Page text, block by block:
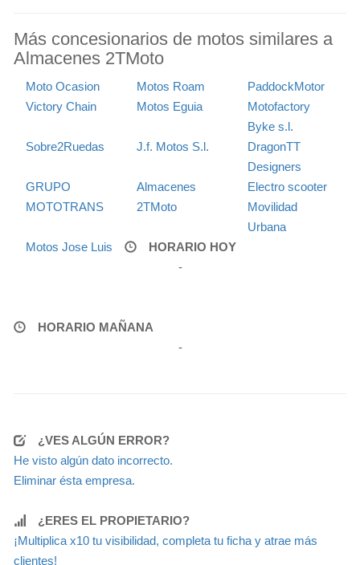
Más concesionarios de motos similares a
Almacenes 2TMoto
Moto Ocasion Motos Roam
PaddockMotor
Victory Chain
Motos Eguia
Motofactory
Byke s.l.
Sobre2Ruedas
J.f. Motos S.l.
DragonTT
Designers
GRUPO
MOTOTRANS
Almacenes
2TMoto
Electro scooter
Movilidad
Urbana
Motos Jose Luis
HORARIO HOY
-
HORARIO MAÑANA
-
¿VES ALGÚN ERROR?
He visto algún dato incorrecto.
Eliminar ésta empresa.
¿ERES EL PROPIETARIO?
¡Multiplica x10 tu visibilidad, completa tu ficha y atrae más
clientes!